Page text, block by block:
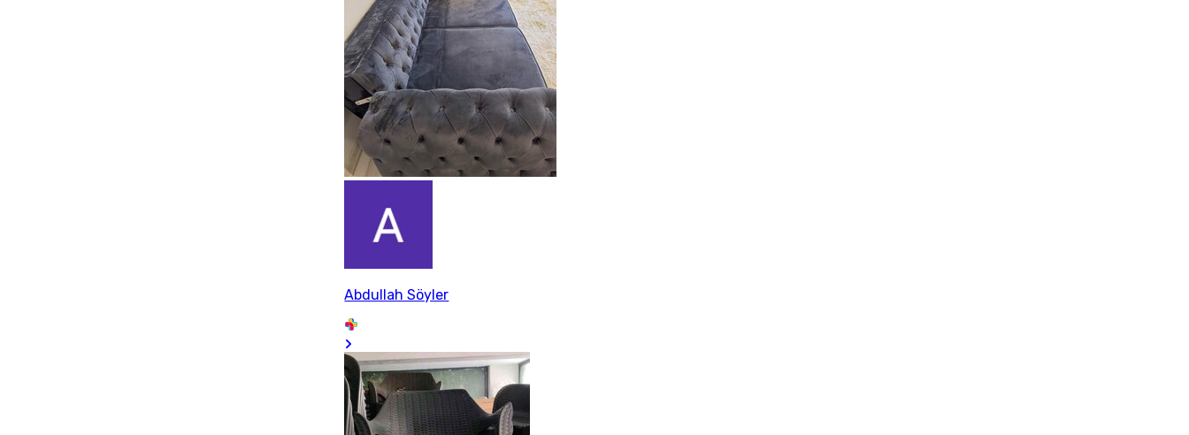
Abdullah Söyler